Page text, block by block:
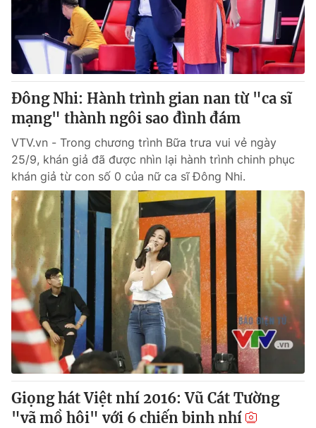
Thị trường 24h Tấm lòng Việt
VTV4 Vươn mình bằng AI
VTV9 VTV8
Liên hệ tòa soạn
THỜI BÁO VTV
Theo dõi báo trên
Cơ quan chủ quản:
Đài Truyền hình Việt Nam
Cơ quan báo chí:
Thời báo VTV
Giấy phép hoạt động báo in và báo điện tử số 483/GP-BTTTT
cấp ngày 29/12/2023
Tổng Biên tập:Vũ Thanh Thủy
Phó Tổng Biên tập:Nguyễn Thị Mỹ Hạnh, Phạm Quốc Thắng,
Nguyễn Trọng Ninh
Tổng đài VTV:024.38 355 931 - 024.38 355 932
Đông Nhi: Hành trình gian nan từ "ca sĩ
mạng" thành ngôi sao đình đám
VTV.vn - Trong chương trình Bữa trưa vui vẻ ngày
25/9, khán giả đã được nhìn lại hành trình chinh phục
khán giả từ con số 0 của nữ ca sĩ Đông Nhi.
Giọng hát Việt nhí 2016: Vũ Cát Tường
"vã mồ hôi" với 6 chiến binh nhí